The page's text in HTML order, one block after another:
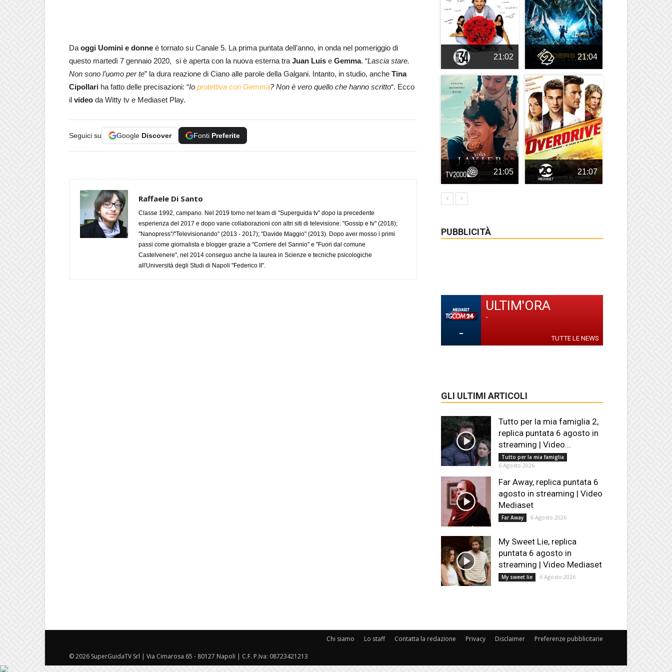
Da oggi Uomini e donne è tornato su Canale 5. La prima puntata dell’anno, in onda nel pomeriggio di
questo martedì 7 gennaio 2020, si è aperta con la nuova esterna tra Juan Luis e Gemma. “Lascia stare.
Non sono l’uomo per te” la dura reazione di Ciano alle parole della Galgani. Intanto, in studio, anche Tina
Cipollari ha fatto delle precisazioni: “Io protettiva con Gemma? Non è vero quello che hanno scritto“. Ecco
il video da Witty tv e Mediaset Play.
Seguici su Google Discover Fonti Preferite
Raffaele Di Santo
Classe 1992, campano. Nel 2019 torno nel team di "Superguida tv" dopo la precedente
esperienza del 2017 e dopo varie collaborazioni con altri siti di televisione: "Gossip e tv" (2018);
"Nanopress"/"Televisionando" (2013 - 2017); "Davide Maggio" (2013). Dopo aver mosso i primi
passi come giornalista e blogger grazie a "Corriere del Sannio" e "Fuori dal comune
Castelvenere", nel 2014 conseguo anche la laurea in Scienze e tecniche psicologiche
all'Università degli Studi di Napoli "Federico II".
21:02 21:04
21:05 21:07
PUBBLICITÀ
-
ULTIM'ORA
-
TUTTE LE NEWS
GLI ULTIMI ARTICOLI
Tutto per la mia famiglia 2,
replica puntata 6 agosto in
streaming | Video...
Tutto per la mia famiglia
6 Agosto 2026
Far Away, replica puntata 6
agosto in streaming | Video
Mediaset
Far Away 6 Agosto 2026
My Sweet Lie, replica
puntata 6 agosto in
streaming | Video Mediaset
My sweet lie 6 Agosto 2026
Chi siamo Lo staff Contatta la redazione Privacy Disclaimer Preferenze pubblicitarie
© 2026 SuperGuidaTV Srl | Via Cimarosa 65 - 80127 Napoli | C.F. P.Iva: 08723421213